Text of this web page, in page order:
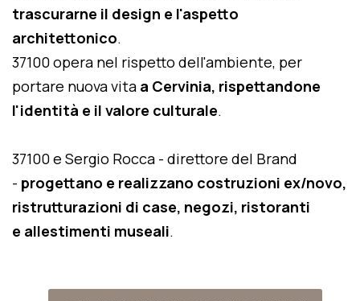
trascurarne il design e l'aspetto
architettonico.
37100 opera nel rispetto dell'ambiente, per
portare nuova vita a Cervinia, rispettandone
l'identità e il valore culturale.
37100 e Sergio Rocca - direttore del Brand
- progettano e realizzano costruzioni ex/novo,
ristrutturazioni di case, negozi, ristoranti
e allestimenti museali.